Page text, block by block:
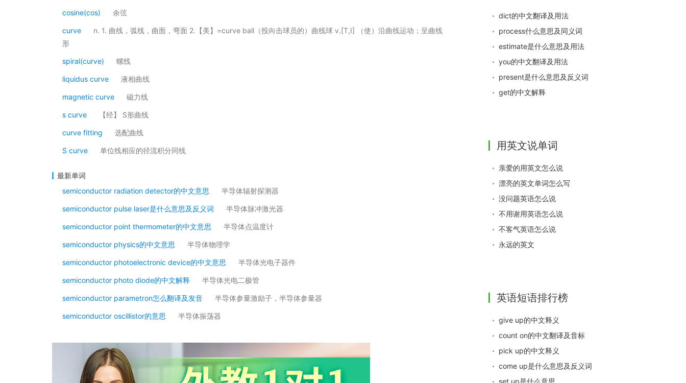
cosine(cos) 余弦
curve
n. 1. 曲线，弧线，曲面，弯面 2.【美】=curve ball（投向击球员的）曲线球 v.[T,I] （使）沿曲线运动；呈曲线
形
spiral(curve) 螺线
liquidus curve 液相曲线
magnetic curve 磁力线
s curve 【经】 S形曲线
curve fitting 选配曲线
S curve 单位线相应的径流积分同线
最新单词
semiconductor radiation detector的中文意思
半导体辐射探测器
semiconductor pulse laser是什么意思及反义词 半导体脉冲激光器
semiconductor point thermometer的中文意思 半导体点温度计
semiconductor physics的中文意思 半导体物理学
semiconductor photoelectronic device的中文意思 半导体光电子器件
semiconductor photo diode的中文解释 半导体光电二极管
semiconductor parametron怎么翻译及发音 半导体参量激励子，半导体参量器
semiconductor oscillistor的意思 半导体振荡器
dict的中文翻译及用法
process什么意思及同义词
estimate是什么意思及用法
you的中文翻译及用法
present是什么意思及反义词
get的中文解释
用英文说单词
亲爱的用英文怎么说
漂亮的英文单词怎么写
没问题英语怎么说
不用谢用英语怎么说
不客气英语怎么说
永远的英文
英语短语排行榜
give up的中文释义
count on的中文翻译及音标
pick up的中文释义
come up是什么意思及反义词
set up是什么意思